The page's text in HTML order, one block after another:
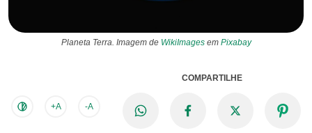
Planeta Terra. Imagem de WikiImagesem Pixabay
+A -A
COMPARTILHE